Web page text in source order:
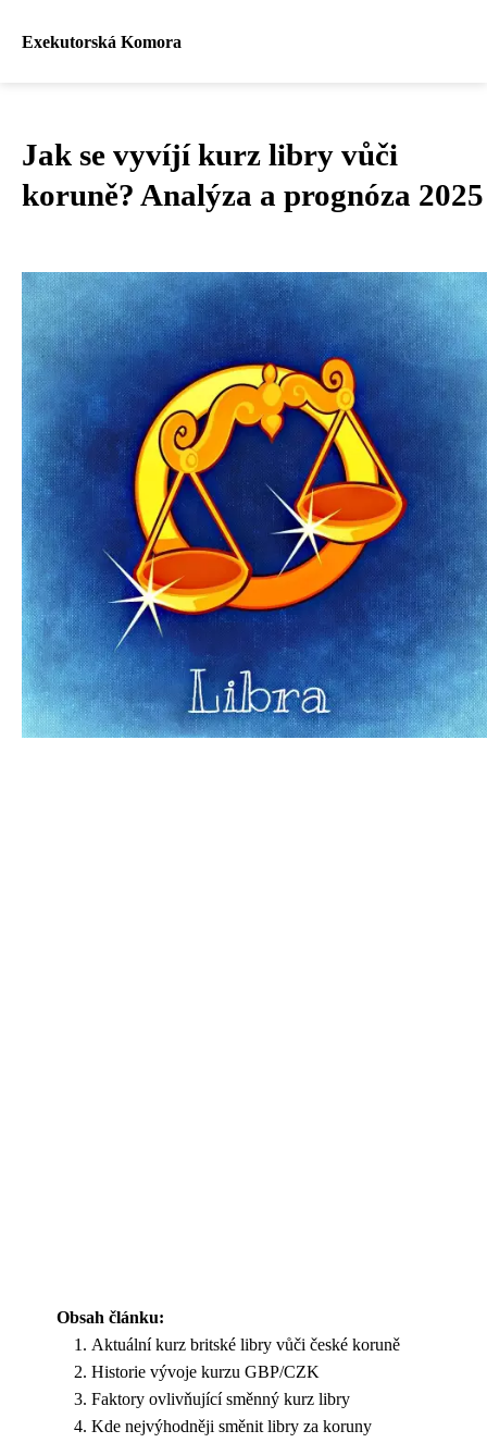
Exekutorská Komora
Jak se vyvíjí kurz libry vůči
koruně? Analýza a prognóza 2025
Obsah článku:
Aktuální kurz britské libry vůči české koruně
Historie vývoje kurzu GBP/CZK
Faktory ovlivňující směnný kurz libry
Kde nejvýhodněji směnit libry za koruny